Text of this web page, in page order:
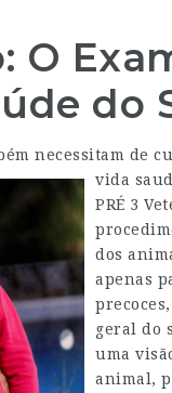
O
do
necessitam de
vida
PRÉ 3
dos
apenas
geral do
uma
animal,